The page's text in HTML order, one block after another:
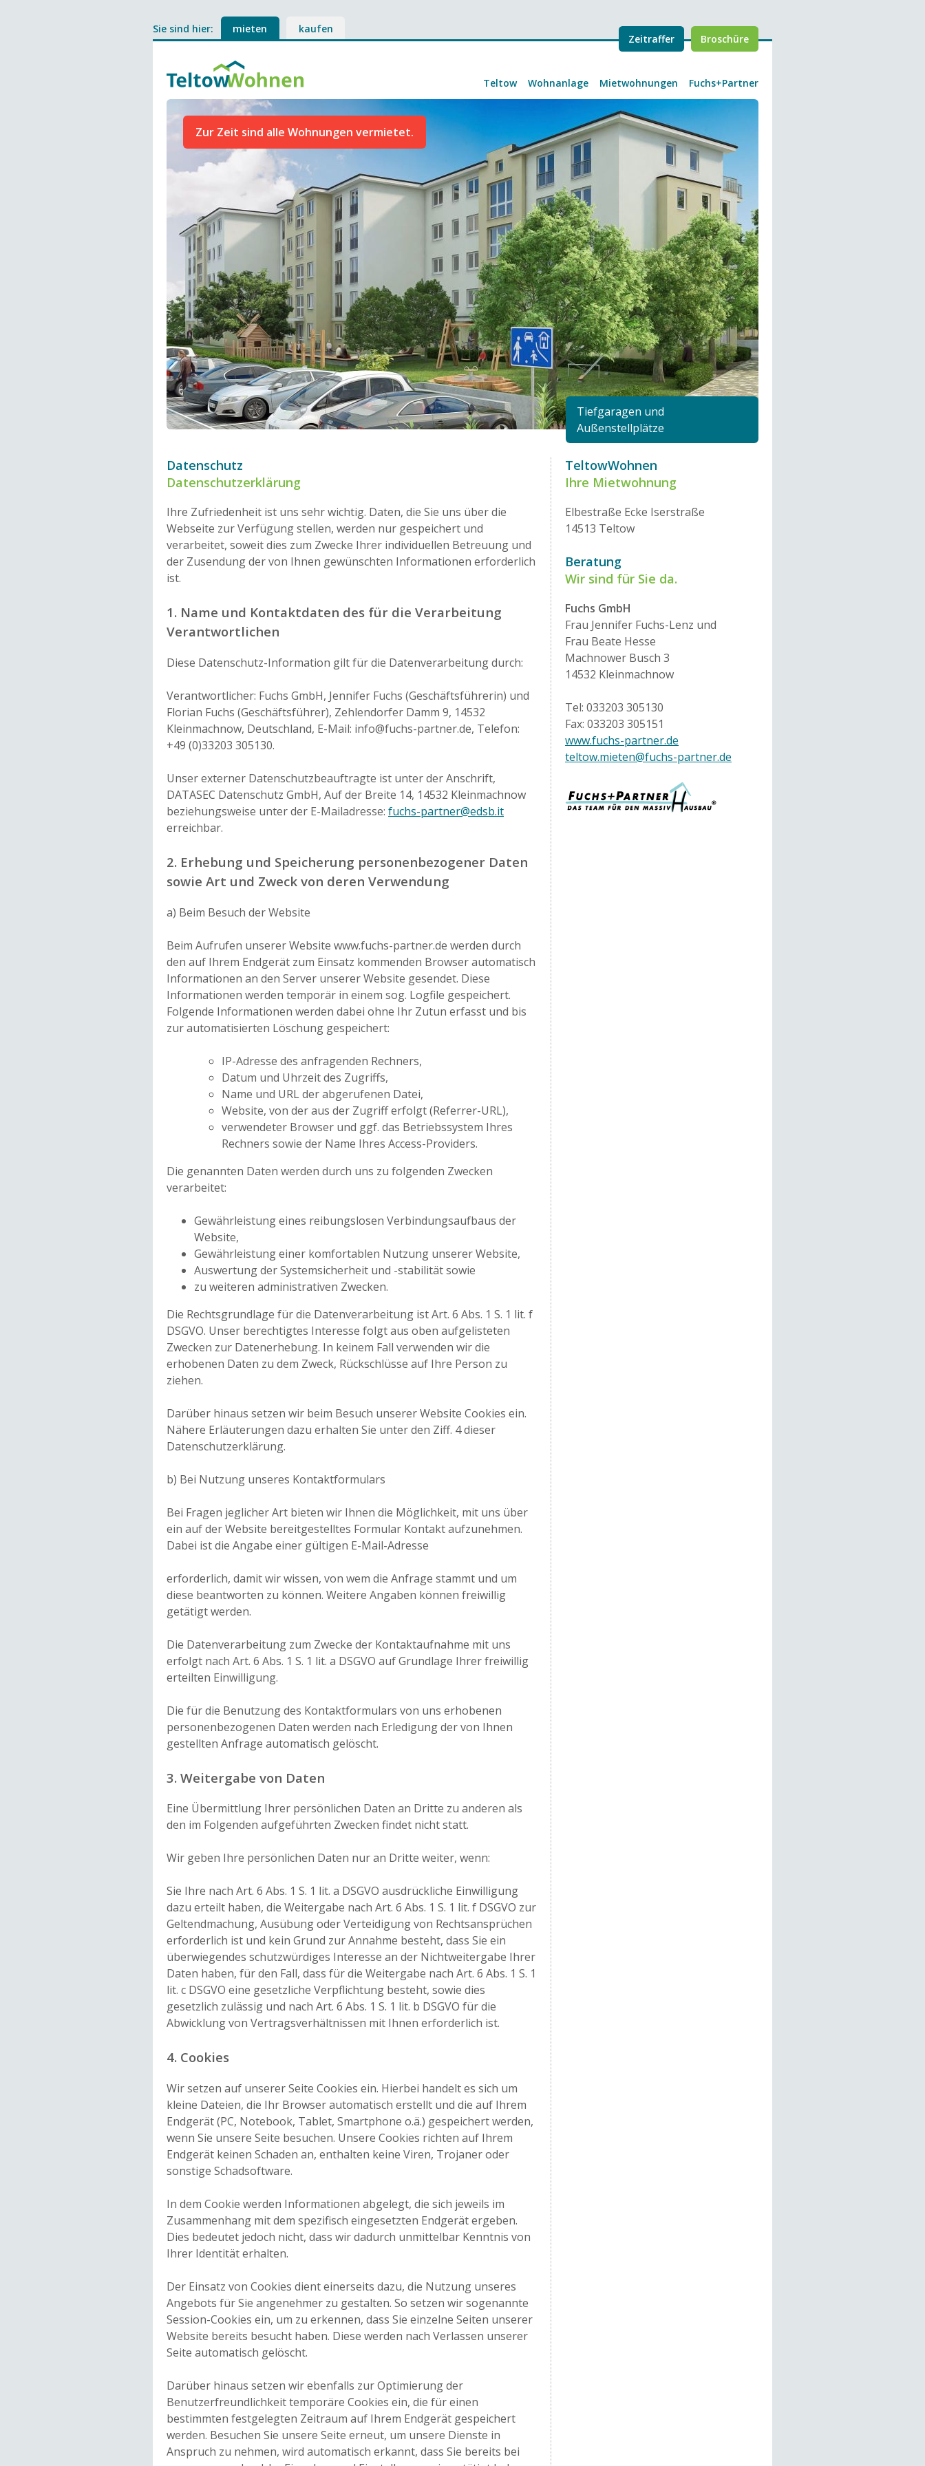
Sie sind hier: mieten kaufen
Teltow Wohnanlage Mietwohnungen Fuchs+Partner
Zeitraffer Broschüre
Zur Zeit sind alle Wohnungen vermietet.
Tiefgaragen und
Außenstellplätze
Datenschutz
Datenschutzerklärung
Ihre Zufriedenheit ist uns sehr wichtig. Daten, die Sie uns über die
Webseite zur Verfügung stellen, werden nur gespeichert und
verarbeitet, soweit dies zum Zwecke Ihrer individuellen Betreuung und
der Zusendung der von Ihnen gewünschten Informationen erforderlich
ist.
1. Name und Kontaktdaten des für die Verarbeitung
Verantwortlichen
Diese Datenschutz-Information gilt für die Datenverarbeitung durch:
Verantwortlicher: Fuchs GmbH, Jennifer Fuchs (Geschäftsführerin) und
Florian Fuchs (Geschäftsführer), Zehlendorfer Damm 9, 14532
Kleinmachnow, Deutschland, E-Mail: info@fuchs-partner.de, Telefon:
+49 (0)33203 305130.
Unser externer Datenschutzbeauftragte ist unter der Anschrift,
DATASEC Datenschutz GmbH, Auf der Breite 14, 14532 Kleinmachnow
beziehungsweise unter der E-Mailadresse: fuchs-partner@edsb.it
erreichbar.
2. Erhebung und Speicherung personenbezogener Daten
sowie Art und Zweck von deren Verwendung
a) Beim Besuch der Website
Beim Aufrufen unserer Website www.fuchs-partner.de werden durch
den auf Ihrem Endgerät zum Einsatz kommenden Browser automatisch
Informationen an den Server unserer Website gesendet. Diese
Informationen werden temporär in einem sog. Logfile gespeichert.
Folgende Informationen werden dabei ohne Ihr Zutun erfasst und bis
zur automatisierten Löschung gespeichert:
IP-Adresse des anfragenden Rechners,
Datum und Uhrzeit des Zugriffs,
Name und URL der abgerufenen Datei,
Website, von der aus der Zugriff erfolgt (Referrer-URL),
verwendeter Browser und ggf. das Betriebssystem Ihres
Rechners sowie der Name Ihres Access-Providers.
Die genannten Daten werden durch uns zu folgenden Zwecken
verarbeitet:
Gewährleistung eines reibungslosen Verbindungsaufbaus der
Website,
Gewährleistung einer komfortablen Nutzung unserer Website,
Auswertung der Systemsicherheit und -stabilität sowie
zu weiteren administrativen Zwecken.
Die Rechtsgrundlage für die Datenverarbeitung ist Art. 6 Abs. 1 S. 1 lit. f
DSGVO. Unser berechtigtes Interesse folgt aus oben aufgelisteten
Zwecken zur Datenerhebung. In keinem Fall verwenden wir die
erhobenen Daten zu dem Zweck, Rückschlüsse auf Ihre Person zu
ziehen.
Darüber hinaus setzen wir beim Besuch unserer Website Cookies ein.
Nähere Erläuterungen dazu erhalten Sie unter den Ziff. 4 dieser
Datenschutzerklärung.
b) Bei Nutzung unseres Kontaktformulars
Bei Fragen jeglicher Art bieten wir Ihnen die Möglichkeit, mit uns über
ein auf der Website bereitgestelltes Formular Kontakt aufzunehmen.
Dabei ist die Angabe einer gültigen E-Mail-Adresse
erforderlich, damit wir wissen, von wem die Anfrage stammt und um
diese beantworten zu können. Weitere Angaben können freiwillig
getätigt werden.
Die Datenverarbeitung zum Zwecke der Kontaktaufnahme mit uns
erfolgt nach Art. 6 Abs. 1 S. 1 lit. a DSGVO auf Grundlage Ihrer freiwillig
erteilten Einwilligung.
Die für die Benutzung des Kontaktformulars von uns erhobenen
personenbezogenen Daten werden nach Erledigung der von Ihnen
gestellten Anfrage automatisch gelöscht.
3. Weitergabe von Daten
Eine Übermittlung Ihrer persönlichen Daten an Dritte zu anderen als
den im Folgenden aufgeführten Zwecken findet nicht statt.
Wir geben Ihre persönlichen Daten nur an Dritte weiter, wenn:
Sie Ihre nach Art. 6 Abs. 1 S. 1 lit. a DSGVO ausdrückliche Einwilligung
dazu erteilt haben, die Weitergabe nach Art. 6 Abs. 1 S. 1 lit. f DSGVO zur
Geltendmachung, Ausübung oder Verteidigung von Rechtsansprüchen
erforderlich ist und kein Grund zur Annahme besteht, dass Sie ein
überwiegendes schutzwürdiges Interesse an der Nichtweitergabe Ihrer
Daten haben, für den Fall, dass für die Weitergabe nach Art. 6 Abs. 1 S. 1
lit. c DSGVO eine gesetzliche Verpflichtung besteht, sowie dies
gesetzlich zulässig und nach Art. 6 Abs. 1 S. 1 lit. b DSGVO für die
Abwicklung von Vertragsverhältnissen mit Ihnen erforderlich ist.
4. Cookies
Wir setzen auf unserer Seite Cookies ein. Hierbei handelt es sich um
kleine Dateien, die Ihr Browser automatisch erstellt und die auf Ihrem
Endgerät (PC, Notebook, Tablet, Smartphone o.ä.) gespeichert werden,
wenn Sie unsere Seite besuchen. Unsere Cookies richten auf Ihrem
Endgerät keinen Schaden an, enthalten keine Viren, Trojaner oder
sonstige Schadsoftware.
In dem Cookie werden Informationen abgelegt, die sich jeweils im
Zusammenhang mit dem spezifisch eingesetzten Endgerät ergeben.
Dies bedeutet jedoch nicht, dass wir dadurch unmittelbar Kenntnis von
Ihrer Identität erhalten.
Der Einsatz von Cookies dient einerseits dazu, die Nutzung unseres
Angebots für Sie angenehmer zu gestalten. So setzen wir sogenannte
Session-Cookies ein, um zu erkennen, dass Sie einzelne Seiten unserer
Website bereits besucht haben. Diese werden nach Verlassen unserer
Seite automatisch gelöscht.
Darüber hinaus setzen wir ebenfalls zur Optimierung der
Benutzerfreundlichkeit temporäre Cookies ein, die für einen
bestimmten festgelegten Zeitraum auf Ihrem Endgerät gespeichert
werden. Besuchen Sie unsere Seite erneut, um unsere Dienste in
Anspruch zu nehmen, wird automatisch erkannt, dass Sie bereits bei
TeltowWohnen
Ihre Mietwohnung
Elbestraße Ecke Iserstraße
14513 Teltow
Beratung
Wir sind für Sie da.
Fuchs GmbH
Frau Jennifer Fuchs-Lenz und
Frau Beate Hesse
Machnower Busch 3
14532 Kleinmachnow
Tel: 033203 305130
Fax: 033203 305151
www.fuchs-partner.de
teltow.mieten@fuchs-partner.de